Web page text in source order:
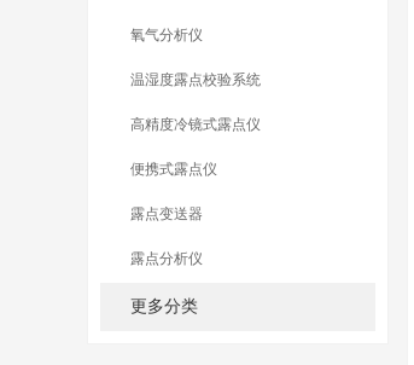
氧气分析仪
温湿度露点校验系统
高精度冷镜式露点仪
便携式露点仪
露点变送器
露点分析仪
更多分类